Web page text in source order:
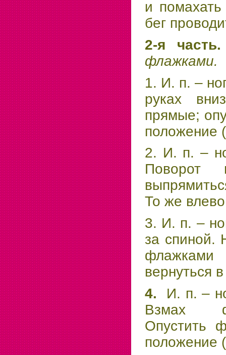
и
бег
2-я
флажками.
1. И. п. –
руках
прямые;
положение
2. И. п. –
Поворот
То же
3. И. п. –
за спиной.
вернуться
4.
И. п. –
Взмах
Опустить
положение